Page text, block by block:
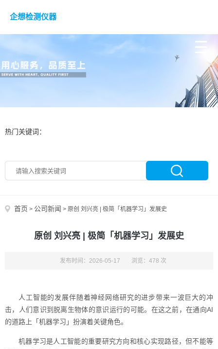
企想检测仪器
热门关键词：
首页 > 公司新闻 > 原创 刘兴亮 | 极简「机器学习」发展史
原创 刘兴亮 | 极简「机器学习」发展史
发布时间：2026-05-17 浏览：478 次
人工智能的发展伴随着神经网络研究的进步带来一波巨大的冲
击，人们意识到脱离生物体的意识运行的可能。在这之前，在通向AI
的道路上「机器学习」扮演着关键角色。
机器学习是人工智能的重要研究方向和核心实现路径，但不能等